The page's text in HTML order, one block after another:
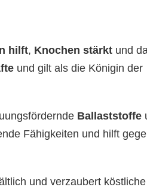
hilft, Knochen stärktund
und gilt als die Königin der
Ballaststoffe
Fähigkeiten und hilft
und verzaubert köstliche